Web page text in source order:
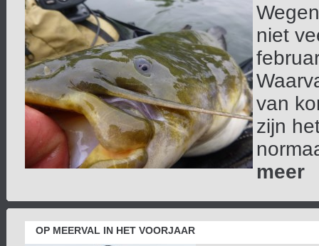
niet
van
zijn
meer
OP MEERVAL IN HET VOORJAAR